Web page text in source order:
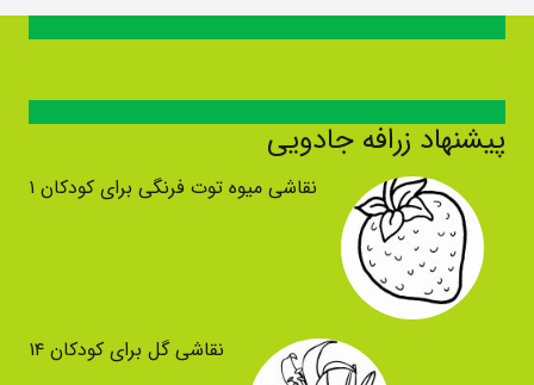
پیشنهاد زرافه جادویی
نقاشی میوه توت فرنگی برای کودکان ۱
نقاشی گل برای کودکان ۱۴